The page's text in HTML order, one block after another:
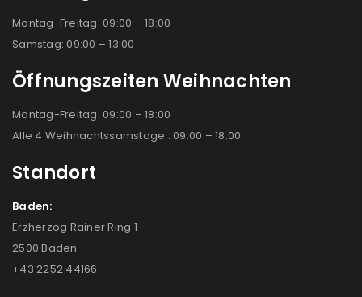
Montag-Freitag: 09:00 – 18:00
Samstag: 09:00 – 13:00
Öffnungszeiten Weihnachten
Montag-Freitag: 09:00 – 18:00
Alle 4 Weihnachtssamstage : 09:00 – 18:00
Standort
Baden:
Erzherzog Rainer Ring 1
2500 Baden
+43 2252 44166